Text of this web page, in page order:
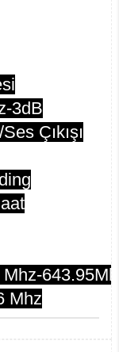
-3dB
Çıkışı
Mhz-
Mhz